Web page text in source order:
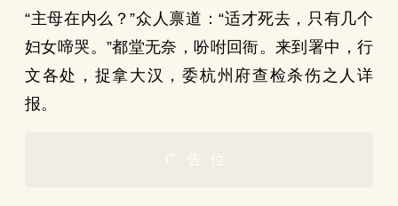
“主母在内么？”众人禀道：“适才死去，只有几个
妇女啼哭。”都堂无奈，吩咐回衙。来到署中，行
文各处，捉拿大汉，委杭州府查检杀伤之人详
报。
广告位